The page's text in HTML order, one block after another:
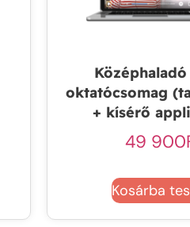
oktatócsomag
+ kísérő
49 900
Kosárba